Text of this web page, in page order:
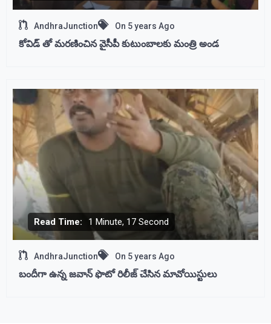
AndhraJunction On 5 years Ago
కోవిడ్ తో మరణించిన వైసీపీ కుటుంబాలకు మంత్రి అండ
Read Time: 1 Minute, 17 Second
AndhraJunction On 5 years Ago
బందీగా ఉన్న జవాన్ ఫొటో రిలీజ్ చేసిన మావోయిస్టులు